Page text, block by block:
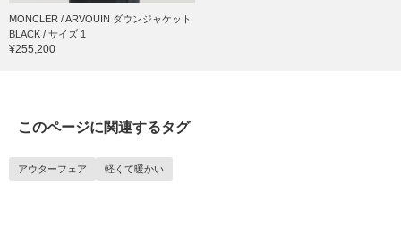
MONCLER / ARVOUIN ダウンジャケット
BLACK / サイズ 1
¥255,200
このページに関連するタグ
アウターフェア 軽くて暖かい